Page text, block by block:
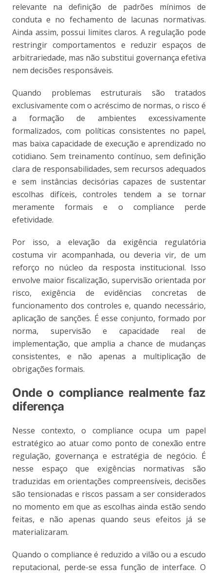
relevante na definição de padrões mínimos de
conduta e no fechamento de lacunas normativas.
Ainda assim, possui limites claros. A regulação pode
restringir comportamentos e reduzir espaços de
arbitrariedade, mas não substitui governança efetiva
nem decisões responsáveis.
Quando problemas estruturais são tratados
exclusivamente com o acréscimo de normas, o risco é
a formação de ambientes excessivamente
formalizados, com políticas consistentes no papel,
mas baixa capacidade de execução e aprendizado no
cotidiano. Sem treinamento contínuo, sem definição
clara de responsabilidades, sem recursos adequados
e sem instâncias decisórias capazes de sustentar
escolhas difíceis, controles tendem a se tornar
meramente formais e o compliance perde
efetividade.
Por isso, a elevação da exigência regulatória
costuma vir acompanhada, ou deveria vir, de um
reforço no núcleo da resposta institucional. Isso
envolve maior fiscalização, supervisão orientada por
risco, exigência de evidências concretas de
funcionamento dos controles e, quando necessário,
aplicação de sanções. É esse conjunto, formado por
norma, supervisão e capacidade real de
implementação, que amplia a chance de mudanças
consistentes, e não apenas a multiplicação de
obrigações formais.
Onde o compliance realmente faz
diferença
Nesse contexto, o compliance ocupa um papel
estratégico ao atuar como ponto de conexão entre
regulação, governança e estratégia de negócio. É
nesse espaço que exigências normativas são
traduzidas em orientações compreensíveis, decisões
são tensionadas e riscos passam a ser considerados
no momento em que as escolhas ainda estão sendo
feitas, e não apenas quando seus efeitos já se
materializaram.
Quando o compliance é reduzido a vilão ou a escudo
reputacional, perde-se essa função de interface. O